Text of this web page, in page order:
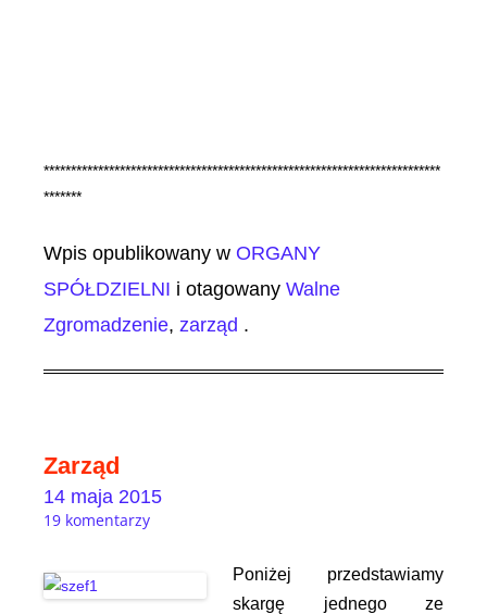
*************************************************************************
*******
Wpis opublikowany w ORGANY
SPÓŁDZIELNI i otagowany Walne
Zgromadzenie, zarząd .
Zarząd
19 komentarzy
Poniżej przedstawiamy
skargę jednego ze
14 maja 2015